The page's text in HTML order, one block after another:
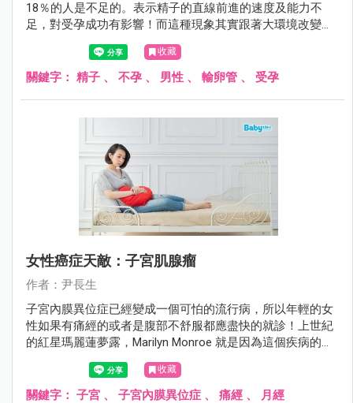
18％的人是不足的。表示精子的直線前進的速度及能力不
足，對受孕成功有影響！而這種現象其實跟著大環境改變，
在壯年男子身上也已經不少見！這也是男性不孕的最大原
收藏
關鍵字： 精子 、 不孕 、 男性 、 輸卵管 、 受孕
女性癌症天敵：子宮肌腺瘤
作者：尹長生
子宮內膜異位症已經變成一個可怕的流行病，所以年輕的女
性如果有痛經的或者是腹部不舒服都應盡快的就診！上世紀
的紅星瑪麗蓮夢露，Marilyn Monroe 就是因為這個疾病的困
擾最後自殺身亡！
收藏
關鍵字： 子宮 、 子宮內膜異位症 、 痛經 、 月經